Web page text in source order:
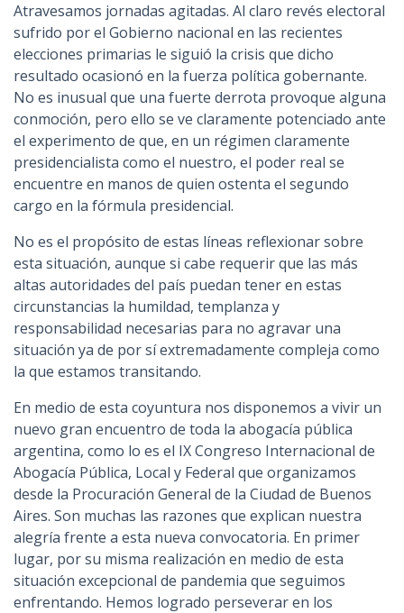
Atravesamos jornadas agitadas. Al claro revés electoral
sufrido por el Gobierno nacional en las recientes
elecciones primarias le siguió la crisis que dicho
resultado ocasionó en la fuerza política gobernante.
No es inusual que una fuerte derrota provoque alguna
conmoción, pero ello se ve claramente potenciado ante
el experimento de que, en un régimen claramente
presidencialista como el nuestro, el poder real se
encuentre en manos de quien ostenta el segundo
cargo en la fórmula presidencial.
No es el propósito de estas líneas reflexionar sobre
esta situación, aunque si cabe requerir que las más
altas autoridades del país puedan tener en estas
circunstancias la humildad, templanza y
responsabilidad necesarias para no agravar una
situación ya de por sí extremadamente compleja como
la que estamos transitando.
En medio de esta coyuntura nos disponemos a vivir un
nuevo gran encuentro de toda la abogacía pública
argentina, como lo es el IX Congreso Internacional de
Abogacía Pública, Local y Federal que organizamos
desde la Procuración General de la Ciudad de Buenos
Aires. Son muchas las razones que explican nuestra
alegría frente a esta nueva convocatoria. En primer
lugar, por su misma realización en medio de esta
situación excepcional de pandemia que seguimos
enfrentando. Hemos logrado perseverar en los